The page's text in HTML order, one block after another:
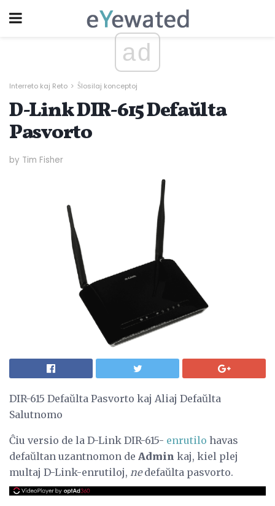
ad
Interreto kaj Reto Ŝlosilaj konceptoj
D-Link DIR-615 Defaŭlta
Pasvorto
by Tim Fisher
DIR-615 Defaŭlta Pasvorto kaj Aliaj Defaŭlta
Salutnomo
Ĉiu versio de la D-Link DIR-615- enrutilo havas
defaŭltan uzantnomon de Admin kaj, kiel plej
multaj D-Link-enrutiloj, nedefaŭlta pasvorto.